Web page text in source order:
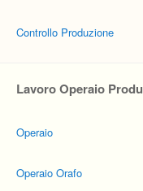
Controllo Produzione
Lavoro Operaio
Operaio
Operaio Orafo